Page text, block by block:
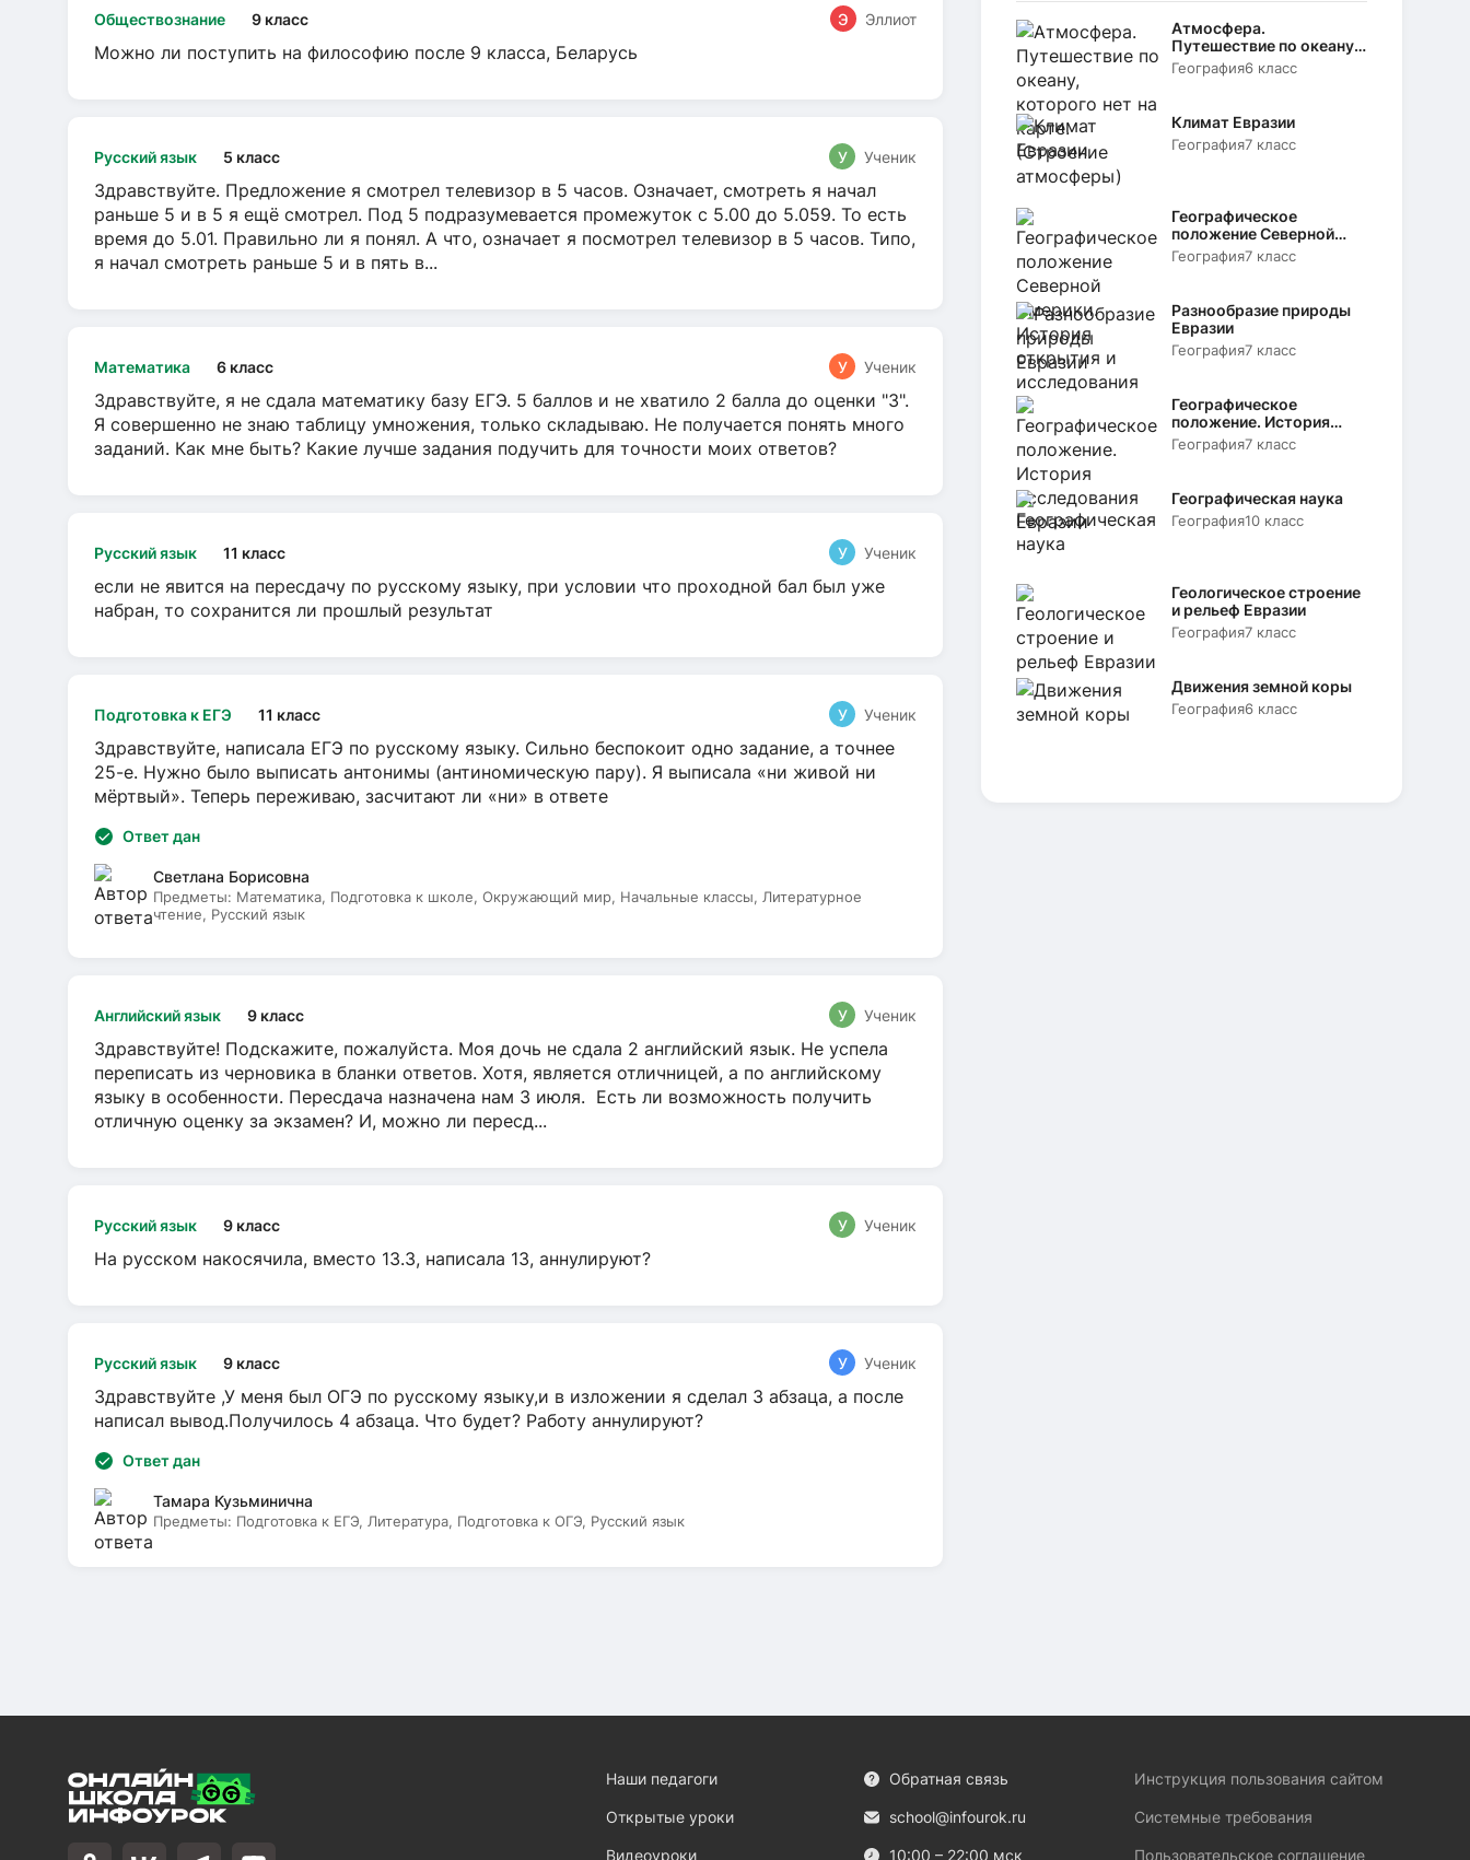
Атмосфера.
Путешествие по океану,
которого нет на карте.
(Строение атмосферы)
География6 класс
Климат Евразии
География7 класс
Географическое
положение Северной
Америки. История
открытия и
География7 класс
Разнообразие природы
Евразии
География7 класс
Географическое
положение. История
исследования Евразии
География7 класс
Географическая наука
География10 класс
Геологическое строение
и рельеф Евразии
География7 класс
Движения земной коры
География6 класс
Обществознание 9 класс Э Эллиот
Можно ли поступить на философию после 9 класса, Беларусь
Русский язык 5 класс У Ученик
Здравствуйте. Предложение я смотрел телевизор в 5 часов. Означает, смотреть я начал
раньше 5 и в 5 я ещё смотрел. Под 5 подразумевается промежуток с 5.00 до 5.059. То есть
время до 5.01. Правильно ли я понял. А что, означает я посмотрел телевизор в 5 часов. Типо,
я начал смотреть раньше 5 и в пять в...
Математика 6 класс У Ученик
Здравствуйте, я не сдала математику базу ЕГЭ. 5 баллов и не хватило 2 балла до оценки "3".
Я совершенно не знаю таблицу умножения, только складываю. Не получается понять много
заданий. Как мне быть? Какие лучше задания подучить для точности моих ответов?
Русский язык 11 класс У Ученик
если не явится на пересдачу по русскому языку, при условии что проходной бал был уже
набран, то сохранится ли прошлый результат
Подготовка к ЕГЭ 11 класс У Ученик
Здравствуйте, написала ЕГЭ по русскому языку. Сильно беспокоит одно задание, а точнее
25-е. Нужно было выписать антонимы (антиномическую пару). Я выписала «ни живой ни
мёртвый». Теперь переживаю, засчитают ли «ни» в ответе
Ответ дан
Светлана Борисовна
Предметы: Математика, Подготовка к школе, Окружающий мир, Начальные классы, Литературное
чтение, Русский язык
Английский язык 9 класс У Ученик
Здравствуйте! Подскажите, пожалуйста. Моя дочь не сдала 2 английский язык. Не успела
переписать из черновика в бланки ответов. Хотя, является отличницей, а по английскому
языку в особенности. Пересдача назначена нам 3 июля. Есть ли возможность получить
отличную оценку за экзамен? И, можно ли пересд...
Русский язык 9 класс У Ученик
На русском накосячила, вместо 13.3, написала 13, аннулируют?
Русский язык 9 класс У Ученик
Здравствуйте ,У меня был ОГЭ по русскому языку,и в изложении я сделал 3 абзаца, а после
написал вывод.Получилось 4 абзаца. Что будет? Работу аннулируют?
Ответ дан
Тамара Кузьминична
Предметы: Подготовка к ЕГЭ, Литература, Подготовка к ОГЭ, Русский язык
Наши педагоги
Открытые уроки
Видеоуроки
Обратная связь
school@infourok.ru
10:00 – 22:00 мск
Инструкция пользования сайтом
Системные требования
Пользовательское соглашение